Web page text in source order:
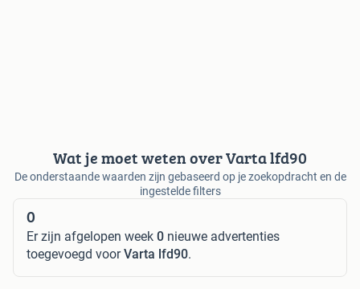
Wat je moet weten over Varta lfd90
De onderstaande waarden zijn gebaseerd op je zoekopdracht en de
ingestelde filters
0
Er zijn afgelopen week 0 nieuwe advertenties
toegevoegd voorVarta lfd90.